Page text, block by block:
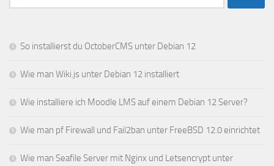
nach:
So installierst du OctoberCMS unter Debian 12
Wie man Wiki.js unter Debian 12 installiert
Wie installiere ich Moodle LMS auf einem Debian 12 Server?
Wie man pf Firewall und Fail2ban unter FreeBSD 12.0 einrichtet
Wie man Seafile Server mit Nginx und Letsencrypt unter